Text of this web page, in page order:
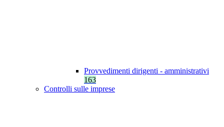
Provvedimenti dirigenti - amministrativi
163
Controlli sulle imprese